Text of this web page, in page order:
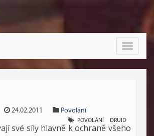
Toggle
24.02.2011 Povolání
POVOLÁNÍ DRUID
své síly hlavně k ochraně všeho